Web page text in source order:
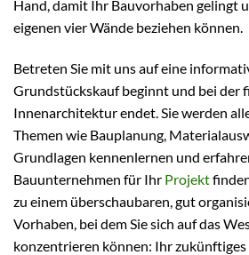
Hand, damit Ihr Bauvorhaben gelingt
eigenen vier Wände beziehen können.
Betreten Sie mit uns auf eine
Grundstückskauf beginnt und bei der
Innenarchitektur endet. Sie werden
Themen wie Bauplanung,
Grundlagen kennenlernen und
Bauunternehmen für Ihr Projekt
zu einem überschaubaren, gut
Vorhaben, bei dem Sie sich auf das
konzentrieren können: Ihr zukünftiges